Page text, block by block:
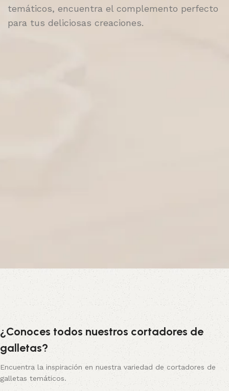
temáticos, encuentra el complemento perfecto
para tus deliciosas creaciones.
¿Conoces todos nuestros cortadores de
galletas?
Encuentra la inspiración en nuestra variedad de cortadores de
galletas temáticos.